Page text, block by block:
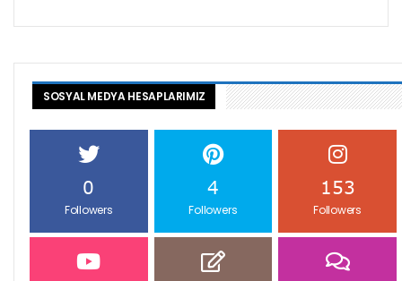
SOSYAL MEDYA HESAPLARIMIZ
0
Followers
4
Followers
153
Followers